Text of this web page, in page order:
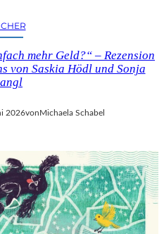
mehr Geld?“ – Rezension
von Saskia Hödl und Sonja
2026vonMichaela Schabel